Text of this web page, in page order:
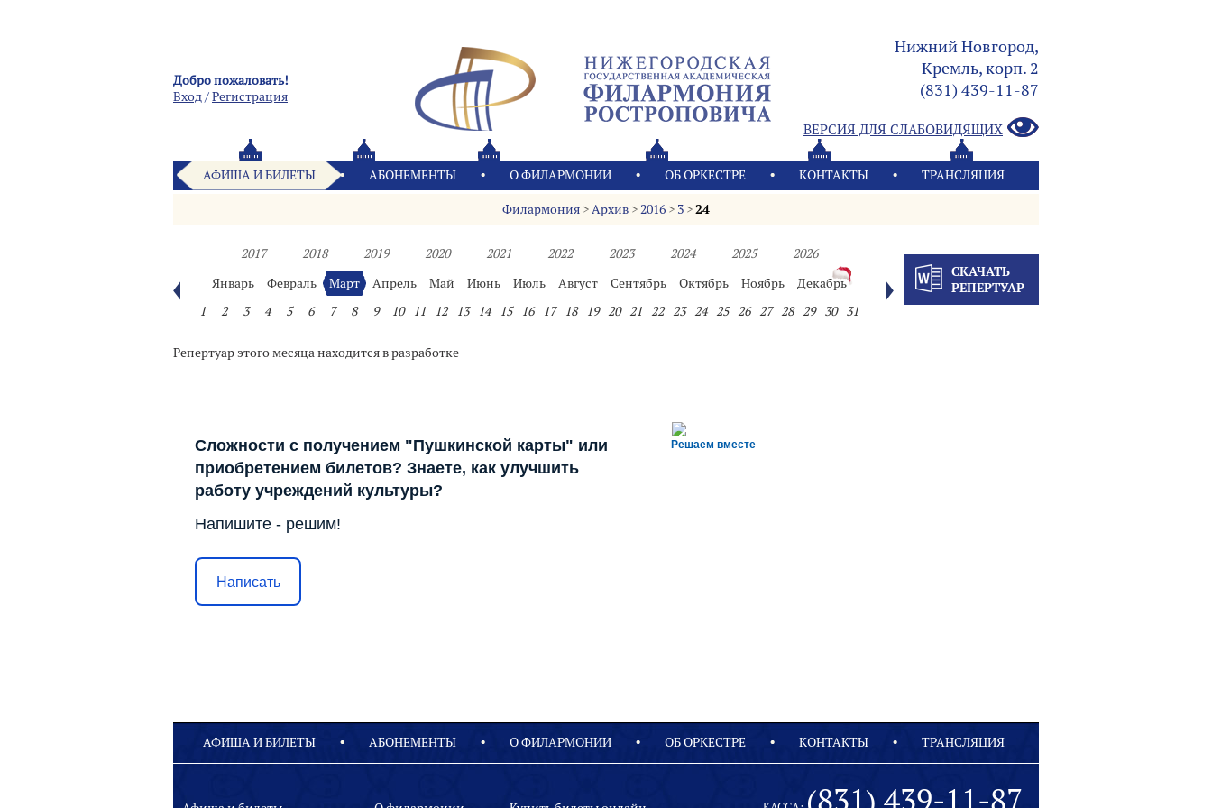
Добро пожаловать!
Вход/Pегистрация
Нижний Новгород,
Кремль, корп. 2
(831) 439-11-87
ВЕРСИЯ ДЛЯ СЛАБОВИДЯЩИХ
АФИША И БИЛЕТЫ АБОНЕМЕНТЫ О ФИЛАРМОНИИ OБ ОРКЕСТРЕ КОНТАКТЫ ТРАНСЛЯЦИЯ
Филармония >Архив >2016 > 3 >24
2017 2018 2019 2020 2021 2022 2023 2024 2025
2026
Январь
Февраль Март Апрель Май Июнь Июль Август Сентябрь Октябрь Ноябрь
Декабрь
1
2 3 4 5 6 7 8 9 10 11 12 13 14 15 16 17 18 19 20 21 22 23 24 25 26 27 28 29 30 31
СКАЧАТЬ
РЕПЕРТУАР
Репертуар этого месяца находится в разработке
Решаем вместе
Сложности с получением "Пушкинской карты" или
приобретением билетов? Знаете, как улучшить
работу учреждений культуры?
Напишите - решим!
Написать
АФИША И БИЛЕТЫ АБОНЕМЕНТЫ О ФИЛАРМОНИИ OБ ОРКЕСТРЕ КОНТАКТЫ ТРАНСЛЯЦИЯ